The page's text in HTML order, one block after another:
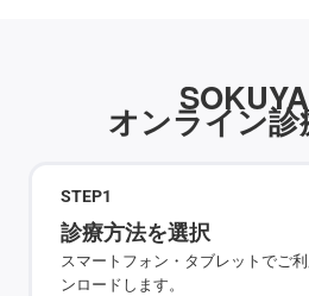
オンライン
STEP1
診療方法を選択
スマートフォン・タブレットでご
ンロードします。